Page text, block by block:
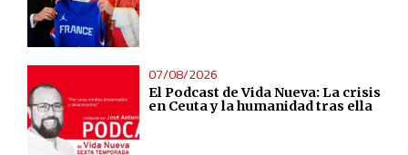
07/08/2026
El Podcast de Vida Nueva: La crisis
en Ceuta y la humanidad tras ella